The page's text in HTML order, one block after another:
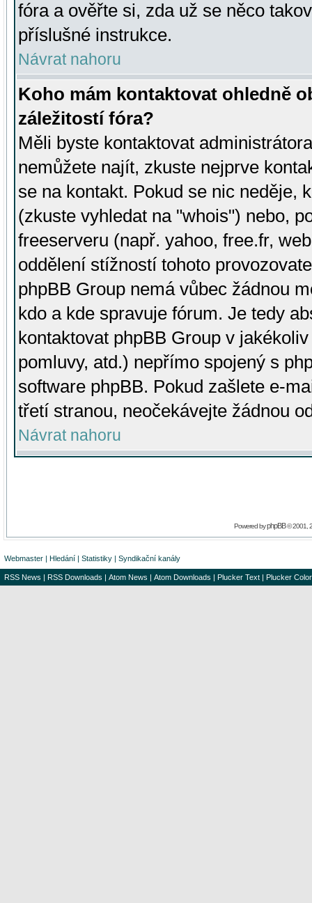
fóra a ověřte si, zda už se něco
příslušné instrukce.
Návrat nahoru
Koho mám kontaktovat ohledně
záležitostí fóra?
Měli byste kontaktovat
nemůžete najít, zkuste nejprve
se na kontakt. Pokud se nic neděje,
(zkuste vyhledat na "whois") nebo,
freeserveru (např. yahoo, free.fr,
oddělení stížností tohoto
phpBB Group nemá vůbec žádnou
kdo a kde spravuje fórum. Je tedy
kontaktovat phpBB Group v
pomluvy, atd.) nepřímo spojený s
software phpBB. Pokud zašlete e-
třetí stranou, neočekávejte žádnou
Návrat nahoru
Powered byphpBB© 2001,
Webmaster | Hledání | Statistiky | Syndikační kanály
RSS News | RSS Downloads | Atom News | Atom Downloads | Plucker Text | Plucker Color